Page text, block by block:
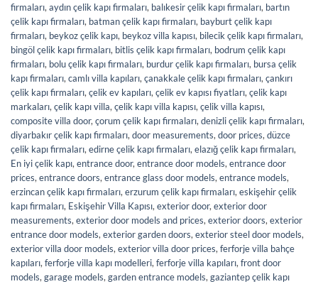
firmaları, aydın çelik kapı firmaları, balıkesir çelik kapı firmaları, bartın
çelik kapı firmaları, batman çelik kapı firmaları, bayburt çelik kapı
firmaları, beykoz çelik kapı, beykoz villa kapısı, bilecik çelik kapı firmaları,
bingöl çelik kapı firmaları, bitlis çelik kapı firmaları, bodrum çelik kapı
firmaları, bolu çelik kapı firmaları, burdur çelik kapı firmaları, bursa çelik
kapı firmaları, camlı villa kapıları, çanakkale çelik kapı firmaları, çankırı
çelik kapı firmaları, çelik ev kapıları, çelik ev kapısı fiyatları, çelik kapı
markaları, çelik kapı villa, çelik kapı villa kapısı, çelik villa kapısı,
composite villa door, çorum çelik kapı firmaları, denizli çelik kapı firmaları,
diyarbakır çelik kapı firmaları, door measurements, door prices, düzce
çelik kapı firmaları, edirne çelik kapı firmaları, elazığ çelik kapı firmaları,
En iyi çelik kapı, entrance door, entrance door models, entrance door
prices, entrance doors, entrance glass door models, entrance models,
erzincan çelik kapı firmaları, erzurum çelik kapı firmaları, eskişehir çelik
kapı firmaları, Eskişehir Villa Kapısı, exterior door, exterior door
measurements, exterior door models and prices, exterior doors, exterior
entrance door models, exterior garden doors, exterior steel door models,
exterior villa door models, exterior villa door prices, ferforje villa bahçe
kapıları, ferforje villa kapı modelleri, ferforje villa kapıları, front door
models, garage models, garden entrance models, gaziantep çelik kapı